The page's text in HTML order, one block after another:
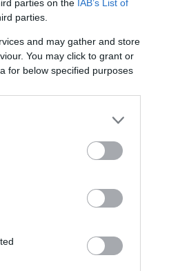
parties on the IAB’s List of
parties.
and may gather and store
You may click to grant or
for below specified purposes
több ember kap
nem fizetett